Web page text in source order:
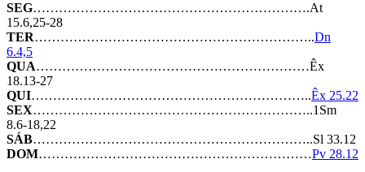
SEG……………………………………………………….At
15.6,25-28
TER………………………………………………………..Dn
6.4,5
QUA………………………………………………………Êx
18.13-27
QUI………………………………………………………..Êx 25.22
SEX………………………………………………………..1Sm
8.6-18,22
SÁB………………………………………………………..Sl 33.12
DOM………………………………………………………Pv 28.12